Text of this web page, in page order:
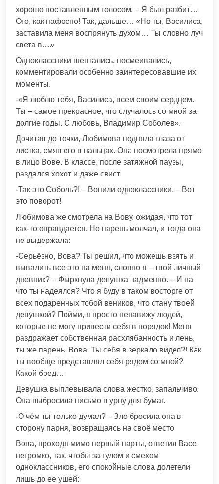
хорошо поставленным голосом. – Я был разбит…
Ого, как пафосно! Так, дальше… «Но ты, Василиса,
заставила меня воспрянуть духом… Ты словно луч
света в…»
Одноклассники шептались, посмеивались,
комментировали особенно заинтересовавшие их
моменты.
-«Я люблю тебя, Василиса, всем своим сердцем.
Ты – самое прекрасное, что случалось со мной за
долгие годы. С любовь, Владимир Соболев».
Дочитав до точки, Любимова подняла глаза от
листка, смяв его в пальцах. Она посмотрела прямо
в лицо Вове. В классе, после затяжной паузы,
раздался хохот и даже свист.
-Так это Соболь?! – Вопили одноклассники. – Вот
это поворот!
Любимова же смотрела на Вову, ожидая, что тот
как-то оправдается. Но парень молчал, и тогда она
не выдержала:
-Серьёзно, Вова? Ты решил, что можешь взять и
вывалить все это на меня, словно я – твой личный
дневник? – Фыркнула девушка надменно. – И на
что ты надеялся? Что я буду в таком восторге от
всех подаренных тобой веников, что стану твоей
девушкой? Пойми, я просто ненавижу людей,
которые не могу привести себя в порядок! Меня
раздражает собственная расхлябанность и лень,
ты же парень, Вова! Ты себя в зеркало видел?! Как
ты вообще представлял себя рядом со мной?
Какой бред…
Девушка выплевывала слова жестко, запальчиво.
Она выбросила письмо в урну для бумаг.
-О чём ты только думал? – Зло бросила она в
сторону парня, возвращаясь на своё место.
Вова, проходя мимо первый парты, ответил Васе
негромко, так, чтобы за гулом и смехом
одноклассников, его спокойные слова долетели
лишь до ее ушей: